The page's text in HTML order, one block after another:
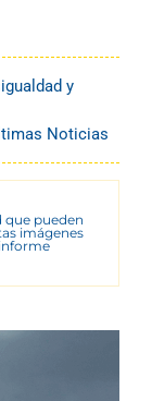
y
Noticias
que pueden
imágenes